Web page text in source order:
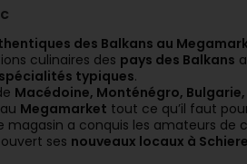
des Balkans au
culinaires des pays des Balkans
spécialités typiques.
Macédoine, Monténégro,
Megamarket tout ce qu’il faut
magasin a conquis les amateurs de
ses nouveaux locaux à